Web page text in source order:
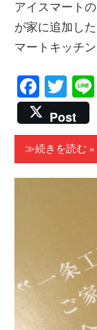
アイスマート
が家に追加し
マートキッチ
Post
≫続きを読む